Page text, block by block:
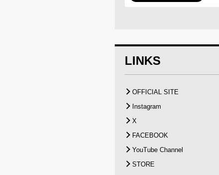
LINKS
OFFICIAL SITE
Instagram
X
FACEBOOK
YouTube Channel
STORE